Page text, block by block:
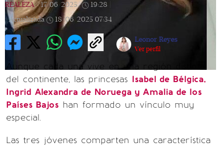
REALEZA | 17/06/2025 | 19:28
Actualizada
18/06/2025 07:34
Leonor Reyes
Ver perfil
Aunque cada una vive en una región distinta
del continente, las princesas Isabel de Bélgica,
Ingrid Alexandra de Noruega y Amalia de los
Países Bajos han formado un vínculo muy
especial.
Las tres jóvenes comparten una característica